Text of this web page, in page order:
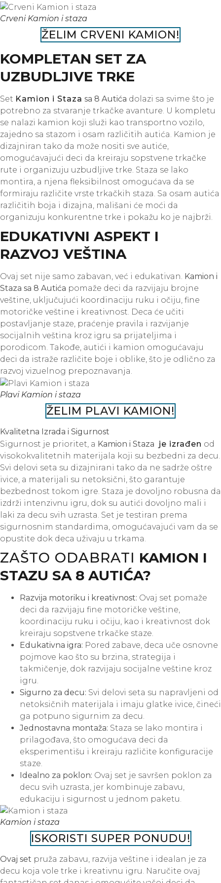
Crveni Kamion i staza
ŽELIM CRVENI KAMION!
KOMPLETAN SET ZA
UZBUDLJIVE TRKE
Set Kamion i Staza sa 8 Autića dolazi sa svime što je
potrebno za stvaranje trkačke avanture. U kompletu
se nalazi kamion koji služi kao transportno vozilo,
zajedno sa stazom i osam različitih autića. Kamion je
dizajniran tako da može nositi sve autiće,
omogućavajući deci da kreiraju sopstvene trkačke
rute i organizuju uzbudljive trke. Staza se lako
montira, a njena fleksibilnost omogućava da se
formiraju različite vrste trkačkih staza. Sa osam autića
različitih boja i dizajna, mališani će moći da
organizuju konkurentne trke i pokažu ko je najbrži.
EDUKATIVNI ASPEKT I
RAZVOJ VEŠTINA
Ovaj set nije samo zabavan, već i edukativan. Kamion i
Staza sa 8 Autića pomaže deci da razvijaju brojne
veštine, uključujući koordinaciju ruku i očiju, fine
motoričke veštine i kreativnost. Deca će učiti
postavljanje staze, praćenje pravila i razvijanje
socijalnih veština kroz igru sa prijateljima i
porodicom. Takođe, autići i kamion omogućavaju
deci da istraže različite boje i oblike, što je odlično za
razvoj vizuelnog prepoznavanja.
Plavi Kamion i staza
ŽELIM PLAVI KAMION!
Kvalitetna Izrada i Sigurnost
Sigurnost je prioritet, a Kamion i Staza je izrađen od
visokokvalitetnih materijala koji su bezbedni za decu.
Svi delovi seta su dizajnirani tako da ne sadrže oštre
ivice, a materijali su netoksični, što garantuje
bezbednost tokom igre. Staza je dovoljno robusna da
izdrži intenzivnu igru, dok su autići dovoljno mali i
laki za decu svih uzrasta. Set je testiran prema
sigurnosnim standardima, omogućavajući vam da se
opustite dok deca uživaju u trkama.
ZAŠTO ODABRATI KAMION I
STAZU SA 8 AUTIĆA?
Razvija motoriku i kreativnost: Ovaj set pomaže
deci da razvijaju fine motoričke veštine,
koordinaciju ruku i očiju, kao i kreativnost dok
kreiraju sopstvene trkačke staze.
Edukativna igra: Pored zabave, deca uče osnovne
pojmove kao što su brzina, strategija i
takmičenje, dok razvijaju socijalne veštine kroz
igru.
Sigurno za decu: Svi delovi seta su napravljeni od
netoksičnih materijala i imaju glatke ivice, čineći
ga potpuno sigurnim za decu.
Jednostavna montaža: Staza se lako montira i
prilagođava, što omogućava deci da
eksperimentišu i kreiraju različite konfiguracije
staze.
Idealno za poklon: Ovaj set je savršen poklon za
decu svih uzrasta, jer kombinuje zabavu,
edukaciju i sigurnost u jednom paketu.
Kamion i staza
ISKORISTI SUPER PONUDU!
Ovaj set pruža zabavu, razvija veštine i idealan je za
decu koja vole trke i kreativnu igru. Naručite ovaj